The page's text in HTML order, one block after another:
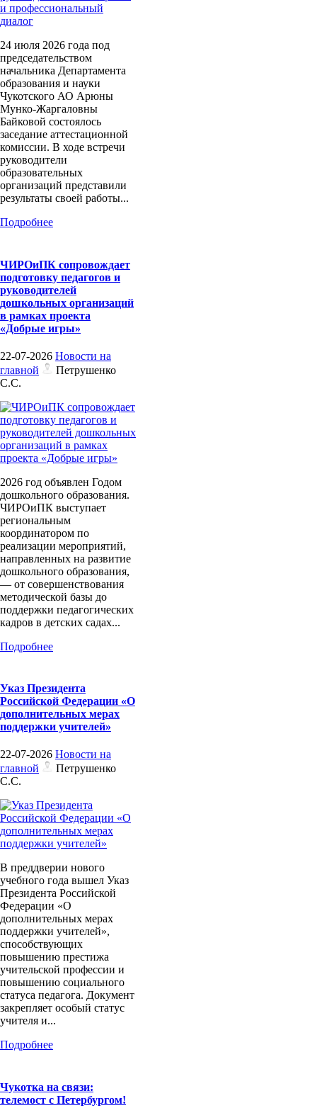
24 июля 2026 года под
председательством
начальника Департамента
образования и науки
Чукотского АО Арюны
Мунко-Жаргаловны
Байковой состоялось
заседание аттестационной
комиссии. В ходе встречи
руководители
образовательных
организаций представили
результаты своей работы...
Подробнее
ЧИРОиПК сопровождает
подготовку педагогов и
руководителей
дошкольных организаций
в рамках проекта
«Добрые игры»
22-07-2026 Новости на
главной
Петрушенко
С.С.
2026 год объявлен Годом
дошкольного образования.
ЧИРОиПК выступает
региональным
координатором по
реализации мероприятий,
направленных на развитие
дошкольного образования,
— от совершенствования
методической базы до
поддержки педагогических
кадров в детских садах...
Подробнее
Указ Президента
Российской Федерации «О
дополнительных мерах
поддержки учителей»
22-07-2026 Новости на
главной
Петрушенко
С.С.
В преддверии нового
учебного года вышел Указ
Президента Российской
Федерации «О
дополнительных мерах
поддержки учителей»,
способствующих
повышению престижа
учительской профессии и
повышению социального
статуса педагога. Документ
закрепляет особый статус
учителя и...
Подробнее
Чукотка на связи:
телемост с Петербургом!